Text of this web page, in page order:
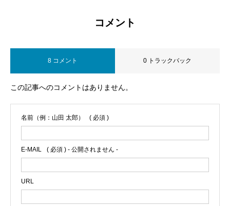
コメント
8 コメント 0 トラックバック
この記事へのコメントはありません。
名前（例：山田 太郎） ( 必須 )
E-MAIL ( 必須 ) - 公開されません -
URL